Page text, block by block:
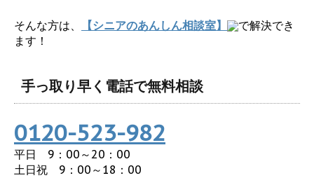
そんな方は、 【シニアのあんしん相談室】
で解決でき
ます！
手っ取り早く電話で無料相談
0120-523-982
平日 9：00～20：00
土日祝 9：00～18：00